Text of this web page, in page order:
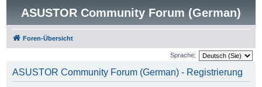
ASUSTOR Community Forum (German)
Foren-Übersicht
Sprache:
ASUSTOR Community Forum (German) - Registrierung